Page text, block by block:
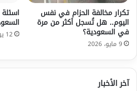
تكرار مخالفة الحزام في نفس
اليوم.. هل تُسجل أكثر من مرة
في السعودية؟
9 مايو، 2026
12 يونيو، 2026
آخر الأخبار